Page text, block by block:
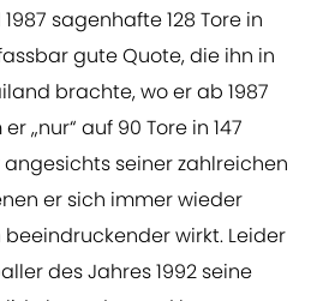
sagenhafte 128 Tore in
gute Quote, die ihn in
brachte, wo er ab 1987
„nur“ auf 90 Tore in 147
angesichts seiner zahlreichen
er sich immer wieder
wirkt. Leider
des Jahres 1992 seine